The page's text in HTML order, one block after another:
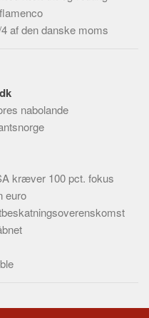
af den danske moms
nabolande
kræver 100 pct. fokus
euro